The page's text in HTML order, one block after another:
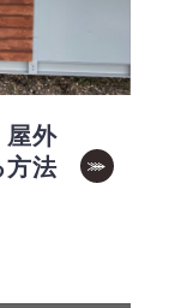
屋外
方法